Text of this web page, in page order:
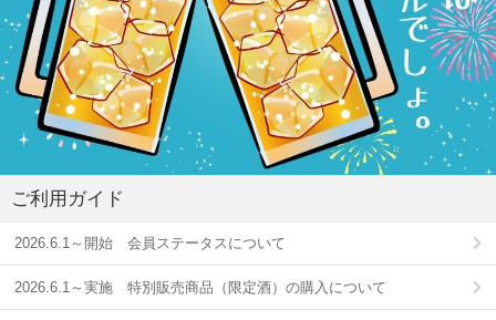
ご利用ガイド
2026.6.1～開始 会員ステータスについて
2026.6.1～実施 特別販売商品（限定酒）の購入について